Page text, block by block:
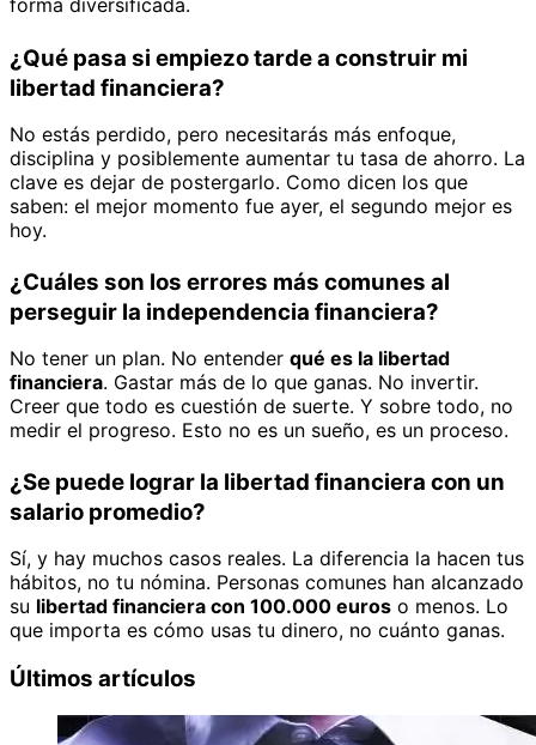
forma diversificada.
¿Qué pasa si empiezo tarde a construir mi
libertad financiera?
No estás perdido, pero necesitarás más enfoque,
disciplina y posiblemente aumentar tu tasa de ahorro. La
clave es dejar de postergarlo. Como dicen los que
saben: el mejor momento fue ayer, el segundo mejor es
hoy.
¿Cuáles son los errores más comunes al
perseguir la independencia financiera?
No tener un plan. No entender qué es la libertad
financiera. Gastar más de lo que ganas. No invertir.
Creer que todo es cuestión de suerte. Y sobre todo, no
medir el progreso. Esto no es un sueño, es un proceso.
¿Se puede lograr la libertad financiera con un
salario promedio?
Sí, y hay muchos casos reales. La diferencia la hacen tus
hábitos, no tu nómina. Personas comunes han alcanzado
su libertad financiera con 100.000 euros o menos. Lo
que importa es cómo usas tu dinero, no cuánto ganas.
Últimos artículos